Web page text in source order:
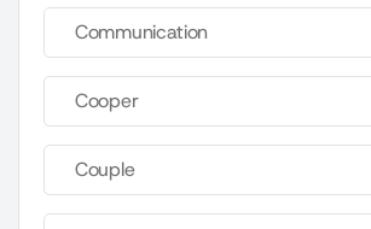
Communication
Cooper
Couple